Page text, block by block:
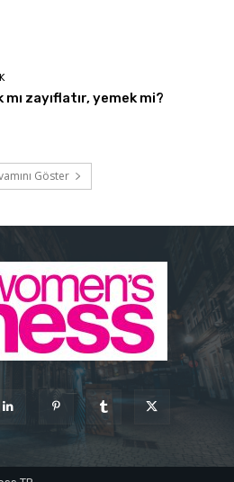
mı zayıflatır, yemek mi?
Göster